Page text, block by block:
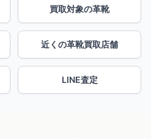
買取対象の革靴
近くの革靴買取店舗
LINE査定